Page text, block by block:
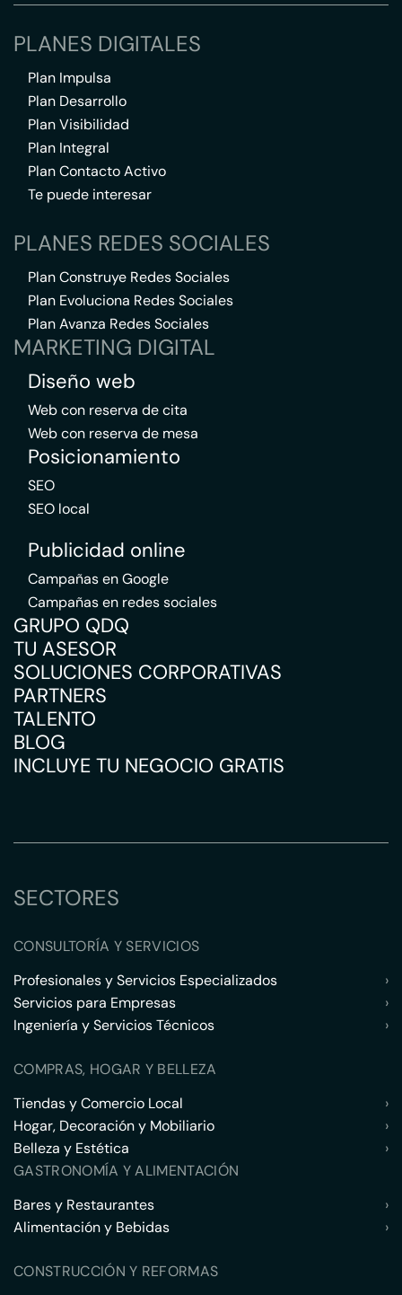
PLANES DIGITALES
Plan Impulsa
Plan Desarrollo
Plan Visibilidad
Plan Integral
Plan Contacto Activo
Te puede interesar
PLANES REDES SOCIALES
Plan Construye Redes Sociales
Plan Evoluciona Redes Sociales
Plan Avanza Redes Sociales
MARKETING DIGITAL
Diseño web
Web con reserva de cita
Web con reserva de mesa
Posicionamiento
SEO
SEO local
Publicidad online
Campañas en Google
Campañas en redes sociales
GRUPO QDQ
TU ASESOR
SOLUCIONES CORPORATIVAS
PARTNERS
TALENTO
BLOG
INCLUYE TU NEGOCIO GRATIS
SECTORES
CONSULTORÍA Y SERVICIOS
Profesionales y Servicios Especializados
›
Servicios para Empresas
›
Ingeniería y Servicios Técnicos
›
COMPRAS, HOGAR Y BELLEZA
Tiendas y Comercio Local
›
Hogar, Decoración y Mobiliario
›
Belleza y Estética
›
GASTRONOMÍA Y ALIMENTACIÓN
Bares y Restaurantes
›
Alimentación y Bebidas
›
CONSTRUCCIÓN Y REFORMAS